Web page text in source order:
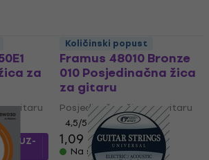
za
gitaru
Framus 48010 Bronze
010 Posjedinačna žica
za gitaru
Posjedinačna žica za gitaru
4,5/5
1,09 €
Na skladištu
Količinski popust